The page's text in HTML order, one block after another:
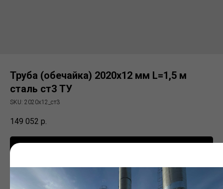
Труба (обечайка) 2020х12 мм L=1,5 м
сталь ст3 ТУ
SKU: 2020х12_ст3
149 052 р.